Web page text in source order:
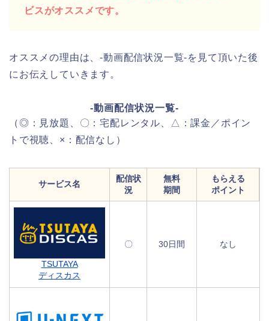
ビスがオススメです。
オススメの理由は、-動画配信状況一覧-を見て頂いた後
にお伝えしていきます。
-動画配信状況一覧-
（◎：見放題、〇：宅配レンタル、△：課金／ポイン
トで視聴、×：配信なし）
サービス名
配信状
況
無料
期間
もらえる
ポイント
TSUTAYA
ディスカス
〇 30日間 なし